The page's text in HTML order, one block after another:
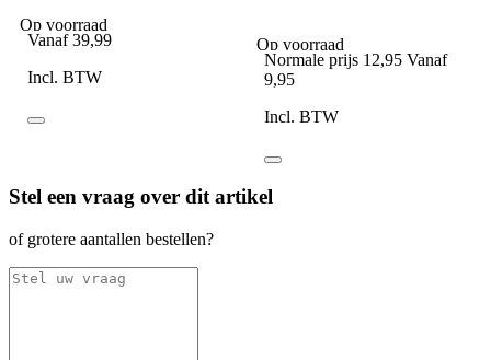
Op voorraad
Vanaf 39,99
Incl. BTW
Op voorraad
Normale prijs 12,95 Vanaf
9,95
Incl. BTW
Stel een vraag over dit artikel
of grotere aantallen bestellen?